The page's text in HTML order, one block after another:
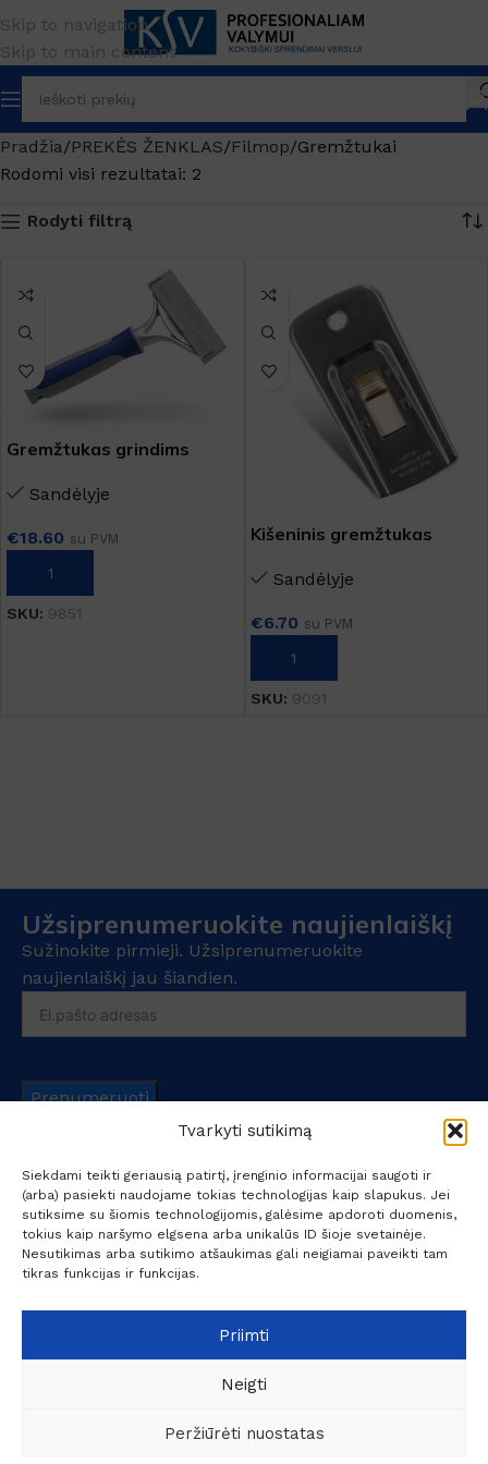
Tvarkyti sutikimą
Siekdami teikti geriausią patirtį, įrenginio informacijai saugoti ir
(arba) pasiekti naudojame tokias technologijas kaip slapukus. Jei
sutiksime su šiomis technologijomis, galėsime apdoroti duomenis,
tokius kaip naršymo elgsena arba unikalūs ID šioje svetainėje.
Nesutikimas arba sutikimo atšaukimas gali neigiamai paveikti tam
tikras funkcijas ir funkcijas.
Priimti
Neigti
Peržiūrėti nuostatas
Skip to navigation
Skip to main content
Pradžia PREKĖS ŽENKLAS Filmop Gremžtukai
Rodomi visi rezultatai: 2
Rodyti filtrą
Gremžtukas grindims
Sandėlyje
€18.60 su PVM
Į KREPŠELĮ
SKU: 9851
Kišeninis gremžtukas
Sandėlyje
€6.70 su PVM
Į KREPŠELĮ
SKU: 9091
Užsiprenumeruokite naujienlaiškį
Sužinokite pirmieji. Užsiprenumeruokite
naujienlaiškį jau šiandien.
Prenumeruoti
UAB "Kokybiški sprendimai verslui" - specializuojasi